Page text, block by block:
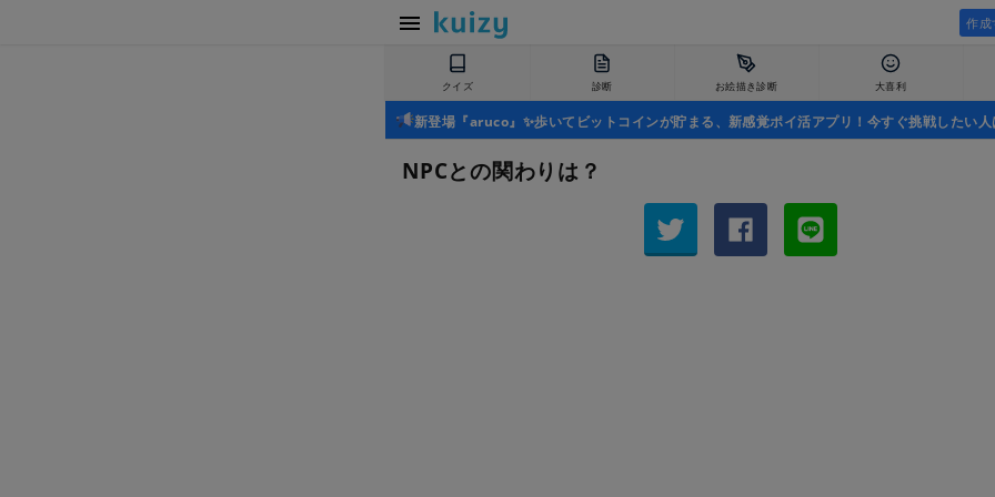
作成
クイズ 診断 お絵描き診断 大喜利
新登場『aruco』✨歩いてビットコインが貯まる、新感覚ポイ活アプリ！今すぐ挑戦したい人
NPCとの関わりは？